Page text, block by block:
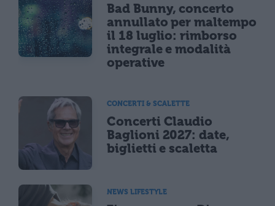
Bad Bunny, concerto
annullato per maltempo
il 18 luglio: rimborso
integrale e modalità
operative
CONCERTI & SCALETTE
Concerti Claudio
Baglioni 2027: date,
biglietti e scaletta
NEWS LIFESTYLE